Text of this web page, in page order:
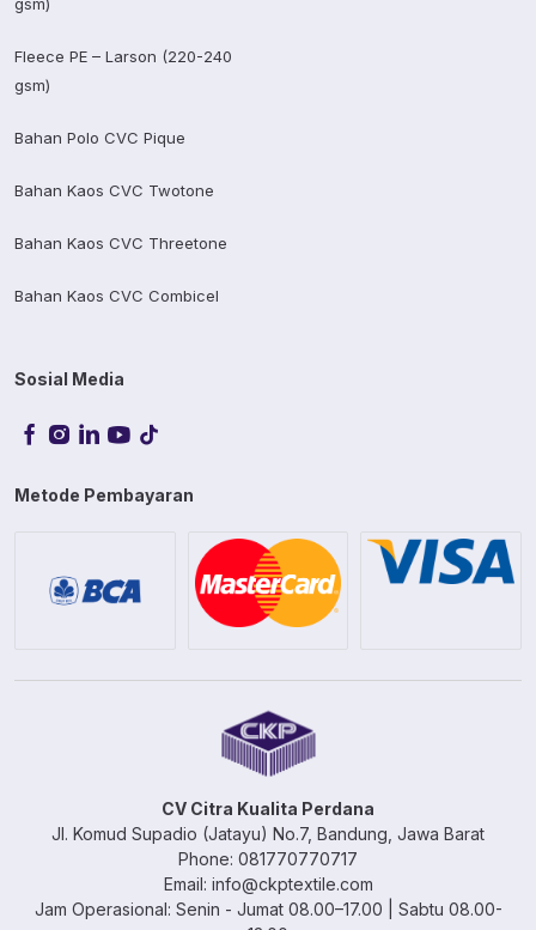
gsm)
Fleece PE – Larson (220-240
gsm)
Bahan Polo CVC Pique
Bahan Kaos CVC Twotone
Bahan Kaos CVC Threetone
Bahan Kaos CVC Combicel
Sosial Media
Metode Pembayaran
CV Citra Kualita Perdana
Jl. Komud Supadio (Jatayu) No.7, Bandung, Jawa Barat
Phone: 081770770717
Email: info@ckptextile.com
Jam Operasional: Senin - Jumat 08.00–17.00 | Sabtu 08.00-